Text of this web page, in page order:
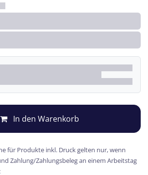
In den Warenkorb
für Produkte inkl. Druck gelten nur, wenn
Zahlung/Zahlungsbeleg an einem Arbeitstag